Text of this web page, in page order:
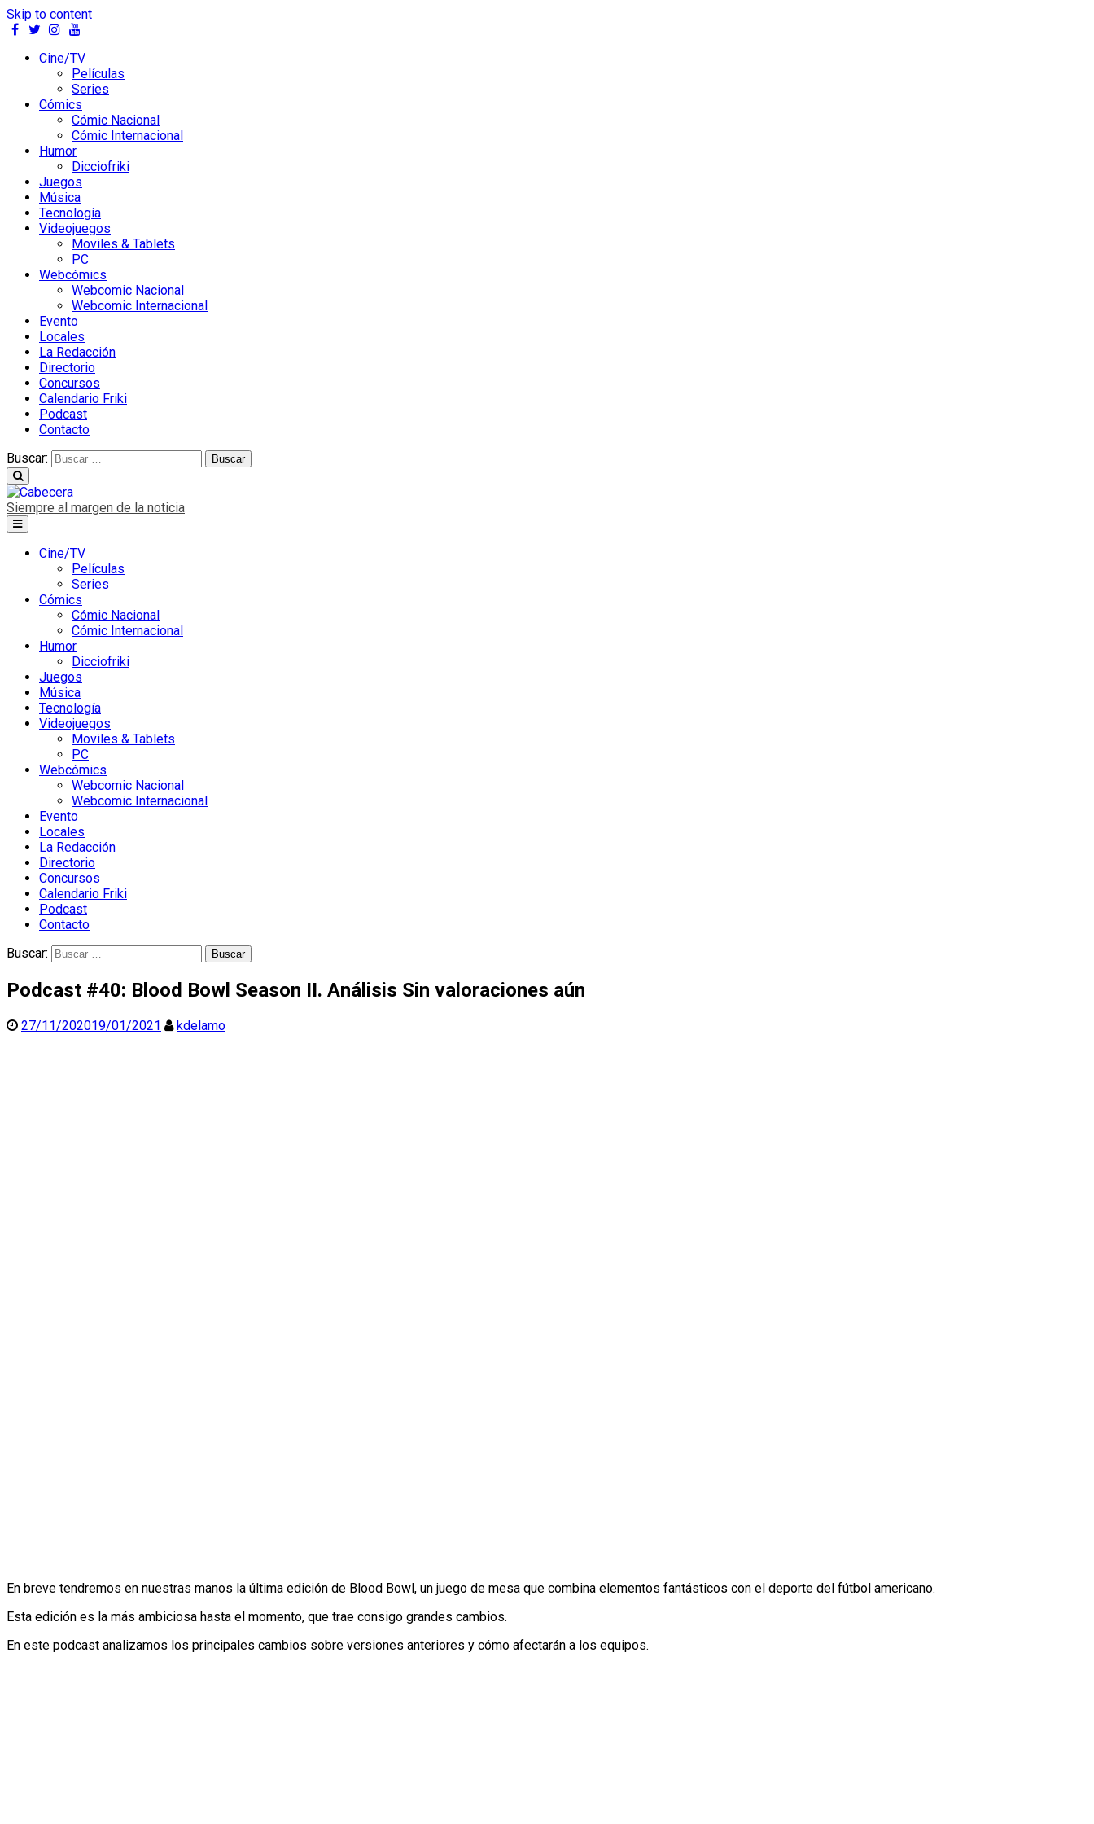
Skip to content
Cine/TV
Películas
Series
Cómics
Cómic Nacional
Cómic Internacional
Humor
Dicciofriki
Juegos
Música
Tecnología
Videojuegos
Moviles & Tablets
PC
Webcómics
Webcomic Nacional
Webcomic Internacional
Evento
Locales
La Redacción
Directorio
Concursos
Calendario Friki
Podcast
Contacto
Buscar:
Siempre al margen de la noticia
Cine/TV
Películas
Series
Cómics
Cómic Nacional
Cómic Internacional
Humor
Dicciofriki
Juegos
Música
Tecnología
Videojuegos
Moviles & Tablets
PC
Webcómics
Webcomic Nacional
Webcomic Internacional
Evento
Locales
La Redacción
Directorio
Concursos
Calendario Friki
Podcast
Contacto
Buscar:
Podcast #40: Blood Bowl Season II. Análisis Sin valoraciones aún
27/11/202019/01/2021 kdelamo
En breve tendremos en nuestras manos la última edición de Blood Bowl, un juego de mesa que combina elementos fantásticos con el deporte del fútbol americano.
Esta edición es la más ambiciosa hasta el momento, que trae consigo grandes cambios.
En este podcast analizamos los principales cambios sobre versiones anteriores y cómo afectarán a los equipos.